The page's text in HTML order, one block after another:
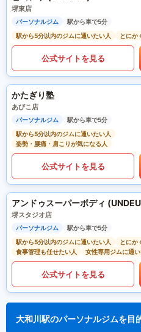
堺東店
パーソナルジム
駅から車で5分
駅から5分以内のジムに通いたい人
とにか
公式サイトを見る
かたぎり塾
あびこ店
パーソナルジム
駅から車で5分
駅から5分以内のジムに通いたい人
姿勢・腰痛・肩こりが気になる人
公式サイトを見る
堺スタジオ店
パーソナルジム
駅から車で5分
駅から5分以内のジムに通いたい人
とにか
食事管理も任せたい人
女性専用ジムに通
公式サイトを見る
大和川駅のパーソナルジムを目